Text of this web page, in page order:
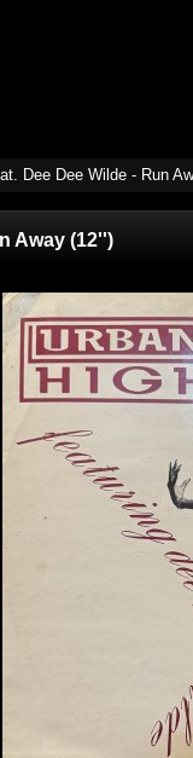
Dee Dee Wilde - Run
Away (12'')